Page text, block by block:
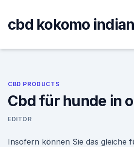
content
cbd kokomo
CBD PRODUCTS
Cbd für hunde in
EDITOR
Insofern können Sie das gleiche